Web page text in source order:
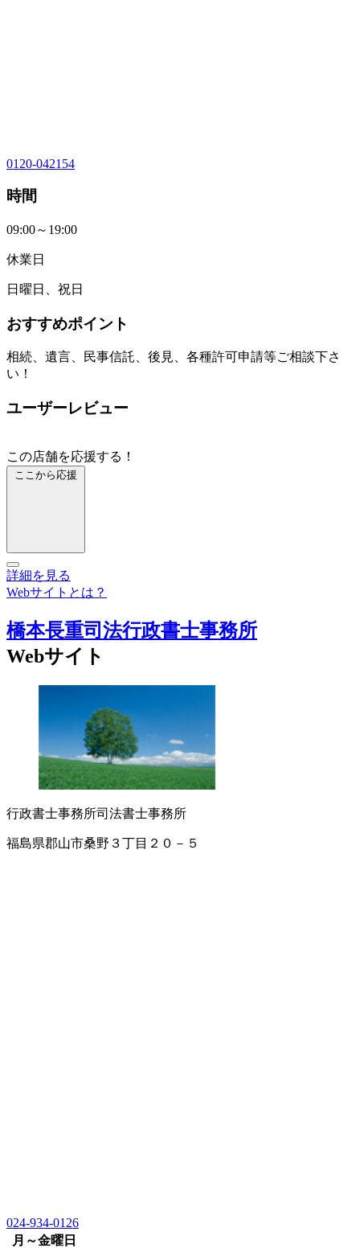
0120-042154
時間
09:00～19:00
休業日
日曜日、祝日
おすすめポイント
相続、遺言、民事信託、後見、各種許可申請等ご相談下さ
い！
ユーザーレビュー
この店舗を応援する！
ここから応援
詳細を見る
Webサイトとは？
橋本長重司法行政書士事務所
Webサイト
行政書士事務所司法書士事務所
福島県郡山市桑野３丁目２０－５
024-934-0126
月～金曜日